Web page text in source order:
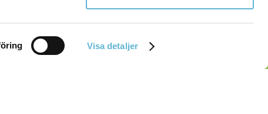
Visa detaljer